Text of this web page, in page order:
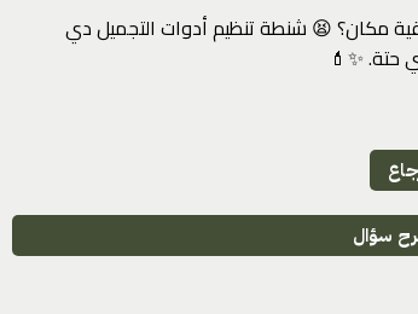
مكان؟ 😫 شنطة تنظيم أدوات التجميل دي
حتة. ✨💄
سؤال